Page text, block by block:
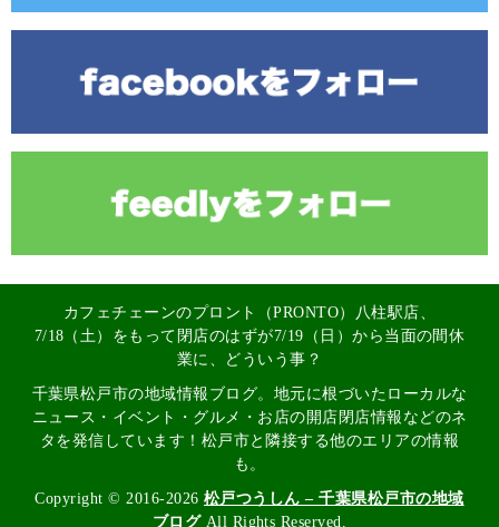
カフェチェーンのプロント（PRONTO）八柱駅店、
7/18（土）をもって閉店のはずが7/19（日）から当面の間休
業に、どういう事？
千葉県松戸市の地域情報ブログ。地元に根づいたローカルな
ニュース・イベント・グルメ・お店の開店閉店情報などのネ
タを発信しています！松戸市と隣接する他のエリアの情報
も。
Copyright © 2016-2026 松戸つうしん – 千葉県松戸市の地域
ブログAll Rights Reserved.